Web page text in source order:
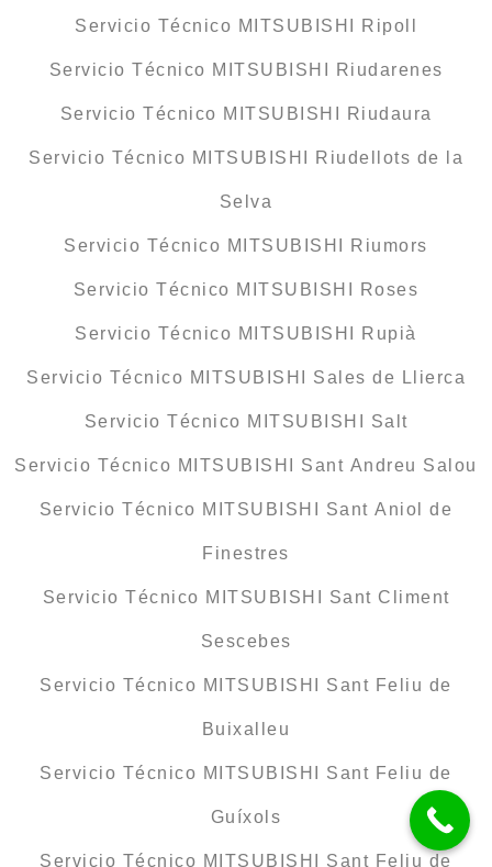
Servicio Técnico MITSUBISHI Ripoll
Servicio Técnico MITSUBISHI Riudarenes
Servicio Técnico MITSUBISHI Riudaura
Servicio Técnico MITSUBISHI Riudellots de la
Selva
Servicio Técnico MITSUBISHI Riumors
Servicio Técnico MITSUBISHI Roses
Servicio Técnico MITSUBISHI Rupià
Servicio Técnico MITSUBISHI Sales de Llierca
Servicio Técnico MITSUBISHI Salt
Servicio Técnico MITSUBISHI Sant Andreu Salou
Servicio Técnico MITSUBISHI Sant Aniol de
Finestres
Servicio Técnico MITSUBISHI Sant Climent
Sescebes
Servicio Técnico MITSUBISHI Sant Feliu de
Buixalleu
Servicio Técnico MITSUBISHI Sant Feliu de
Guíxols
Servicio Técnico MITSUBISHI Sant Feliu de